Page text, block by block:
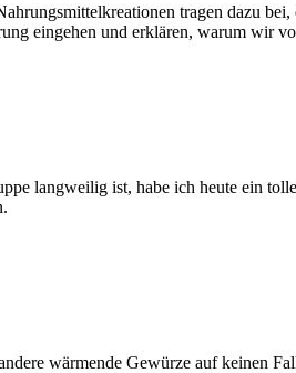
tragen dazu
eingehen und erklären, warum wir
langweilig ist, habe ich heute ein
wärmende Gewürze auf keinen